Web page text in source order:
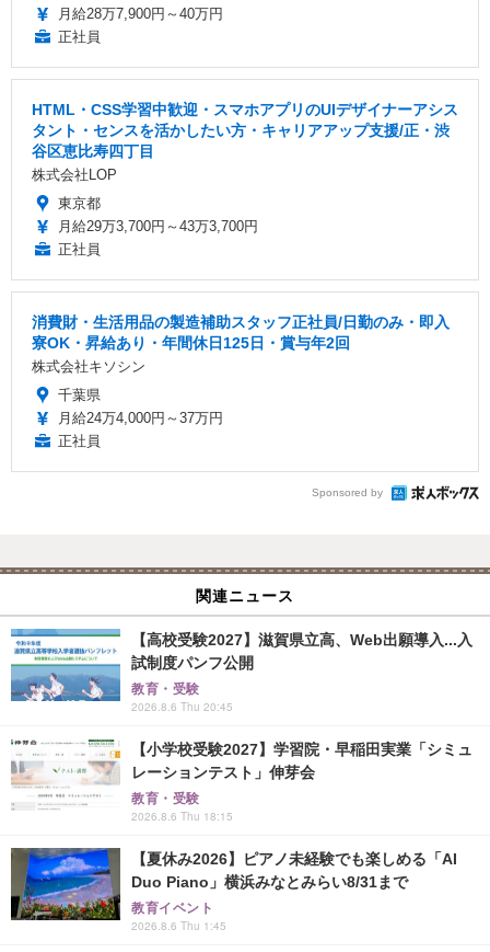
月給28万7,900円～40万円
正社員
HTML・CSS学習中歓迎・スマホアプリのUIデザイナーアシス
タント・センスを活かしたい方・キャリアアップ支援/正・渋
谷区恵比寿四丁目
株式会社LOP
東京都
月給29万3,700円～43万3,700円
正社員
消費財・生活用品の製造補助スタッフ正社員/日勤のみ・即入
寮OK・昇給あり・年間休日125日・賞与年2回
株式会社キソシン
千葉県
月給24万4,000円～37万円
正社員
Sponsored by
関連ニュース
【高校受験2027】滋賀県立高、Web出願導入...入
試制度パンフ公開
教育・受験
2026.8.6 Thu 20:45
【小学校受験2027】学習院・早稲田実業「シミュ
レーションテスト」伸芽会
教育・受験
2026.8.6 Thu 18:15
【夏休み2026】ピアノ未経験でも楽しめる「AI
Duo Piano」横浜みなとみらい8/31まで
教育イベント
2026.8.6 Thu 1:45